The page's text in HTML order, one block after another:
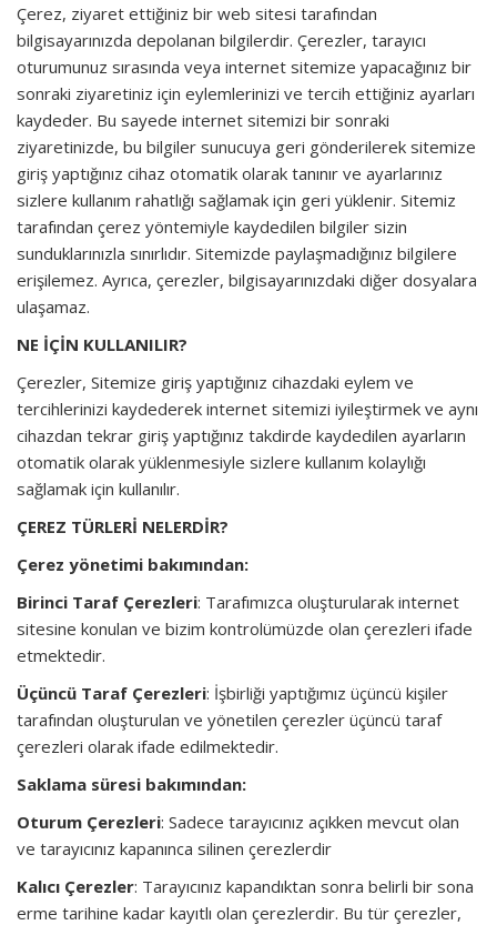
Çerez, ziyaret ettiğiniz bir web sitesi tarafından
bilgisayarınızda depolanan bilgilerdir. Çerezler, tarayıcı
oturumunuz sırasında veya internet sitemize yapacağınız bir
sonraki ziyaretiniz için eylemlerinizi ve tercih ettiğiniz ayarları
kaydeder. Bu sayede internet sitemizi bir sonraki
ziyaretinizde, bu bilgiler sunucuya geri gönderilerek sitemize
giriş yaptığınız cihaz otomatik olarak tanınır ve ayarlarınız
sizlere kullanım rahatlığı sağlamak için geri yüklenir. Sitemiz
tarafından çerez yöntemiyle kaydedilen bilgiler sizin
sunduklarınızla sınırlıdır. Sitemizde paylaşmadığınız bilgilere
erişilemez. Ayrıca, çerezler, bilgisayarınızdaki diğer dosyalara
ulaşamaz.
NE İÇİN KULLANILIR?
Çerezler, Sitemize giriş yaptığınız cihazdaki eylem ve
tercihlerinizi kaydederek internet sitemizi iyileştirmek ve aynı
cihazdan tekrar giriş yaptığınız takdirde kaydedilen ayarların
otomatik olarak yüklenmesiyle sizlere kullanım kolaylığı
sağlamak için kullanılır.
ÇEREZ TÜRLERİ NELERDİR?
Çerez yönetimi bakımından:
Birinci Taraf Çerezleri: Tarafımızca oluşturularak internet
sitesine konulan ve bizim kontrolümüzde olan çerezleri ifade
etmektedir.
Üçüncü Taraf Çerezleri: İşbirliği yaptığımız üçüncü kişiler
tarafından oluşturulan ve yönetilen çerezler üçüncü taraf
çerezleri olarak ifade edilmektedir.
Saklama süresi bakımından:
Oturum Çerezleri: Sadece tarayıcınız açıkken mevcut olan
ve tarayıcınız kapanınca silinen çerezlerdir
Kalıcı Çerezler: Tarayıcınız kapandıktan sonra belirli bir sona
erme tarihine kadar kayıtlı olan çerezlerdir. Bu tür çerezler,